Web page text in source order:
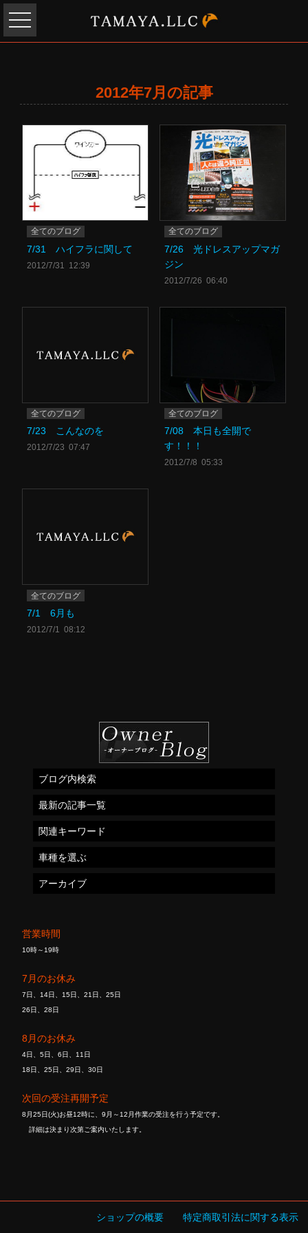
2012年7月の記事
全てのブログ
7/31 ハイフラに関して
2012/7/31 12:39
全てのブログ
7/26 光ドレスアップマガ
ジン
2012/7/26 06:40
全てのブログ
7/23 こんなのを
2012/7/23 07:47
全てのブログ
7/08 本日も全開で
す！！！
2012/7/8 05:33
全てのブログ
7/1 6月も
2012/7/1 08:12
営業時間
10時～19時
7月のお休み
7日、14日、15日、21日、25日
26日、28日
8月のお休み
4日、5日、6日、11日
18日、25日、29日、30日
次回の受注再開予定
8月25日(火)お昼12時に、9月～12月作業の受注を行う予定です。
詳細は決まり次第ご案内いたします。
ブログ内検索
最新の記事一覧
関連キーワード
車種を選ぶ
アーカイブ
ショップの概要 特定商取引法に関する表示